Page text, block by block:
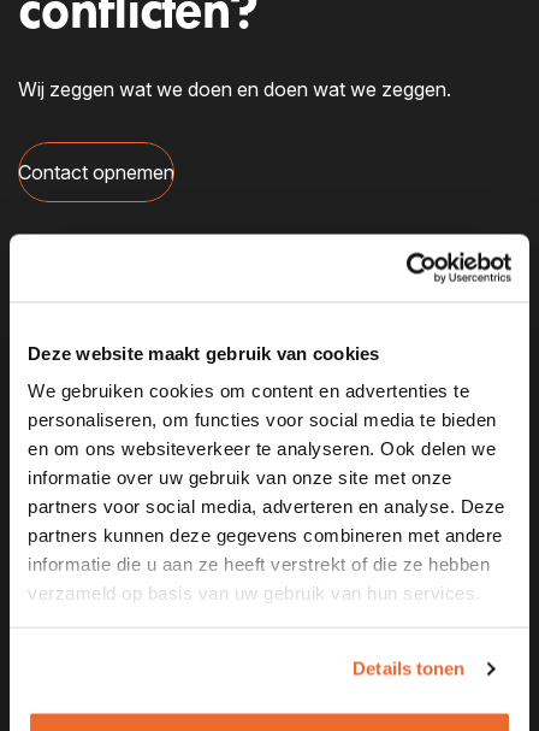
Deze website maakt gebruik van cookies
We gebruiken cookies om content en advertenties te
personaliseren, om functies voor social media te bieden
en om ons websiteverkeer te analyseren. Ook delen we
informatie over uw gebruik van onze site met onze
partners voor social media, adverteren en analyse. Deze
partners kunnen deze gegevens combineren met andere
informatie die u aan ze heeft verstrekt of die ze hebben
verzameld op basis van uw gebruik van hun services.
Details tonen
Deze kunt u uploaden in stap 2. Zodra alle
toegevoegd, ontvangt u op werkdagen binnen 24
Kenteken
conflicten?
Wij zeggen wat we doen en doen wat we zeggen.
Contact opnemen
Inruilen of inkopen
Financiering
Diensten
Over ons
Belder 36a